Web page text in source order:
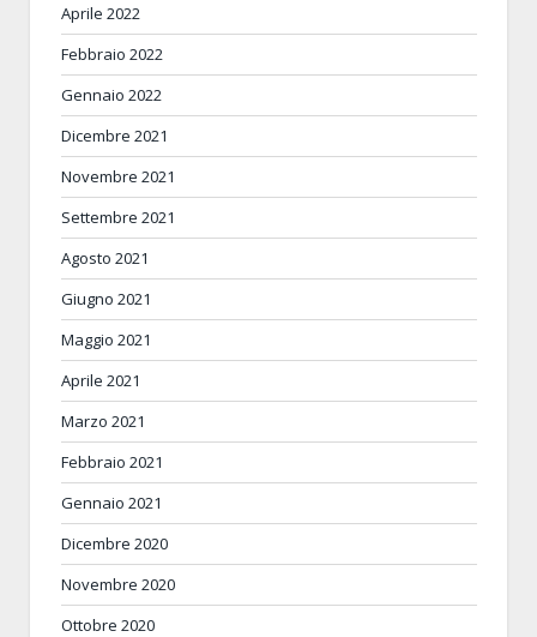
Aprile 2022
Febbraio 2022
Gennaio 2022
Dicembre 2021
Novembre 2021
Settembre 2021
Agosto 2021
Giugno 2021
Maggio 2021
Aprile 2021
Marzo 2021
Febbraio 2021
Gennaio 2021
Dicembre 2020
Novembre 2020
Ottobre 2020